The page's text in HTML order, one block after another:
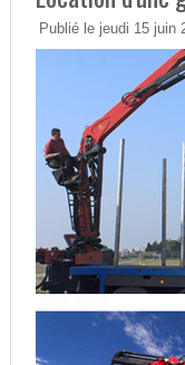
Publié le jeudi 15 juin